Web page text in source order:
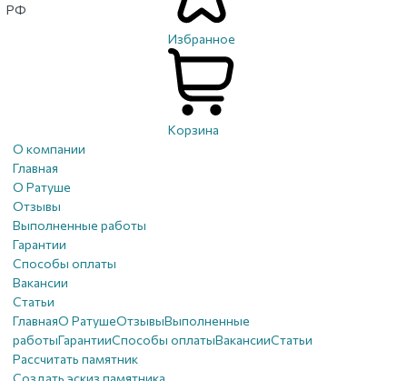
РФ
Избранное
Корзина
О компании
Главная
О Ратуше
Отзывы
Выполненные работы
Гарантии
Способы оплаты
Вакансии
Статьи
ГлавнаяО РатушеОтзывыВыполненные
работыГарантииСпособы оплатыВакансииСтатьи
Рассчитать памятник
Создать эскиз памятника